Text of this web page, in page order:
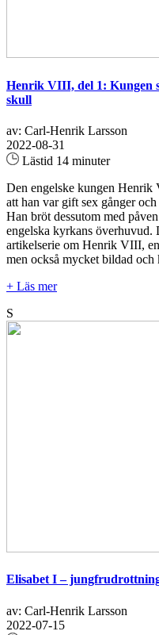
Henrik VIII, del 1: Kungen
skull
av: Carl-Henrik Larsson
2022-08-31
Lästid 14 minuter
Den engelske kungen
att han var gift sex gånger
Han bröt dessutom med
engelska kyrkans överhuvud.
artikelserie om Henrik VIII,
men också mycket bildad och
+ Läs mer
S
Elisabet I –
av: Carl-Henrik Larsson
2022-07-15